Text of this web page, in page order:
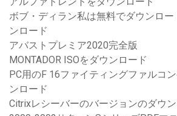
ボブ・ディラン私は無料でダウンロ
ンロード
アバストプレミア2020完全版
MONTADOR ISOをダウンロード
PC用のF 16ファイティングファルコ
ンロード
Citrixレシーバーのバージョンのダウ